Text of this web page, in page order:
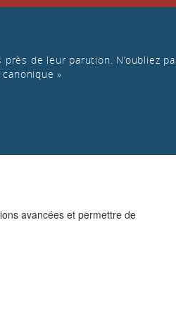
avancées et permettre de
de leur parution. N’oubliez
»